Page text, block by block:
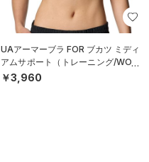
UAアーマーブラ FOR ブカツ ミディ
アムサポート（トレーニング/WOM
EN）
￥3,960